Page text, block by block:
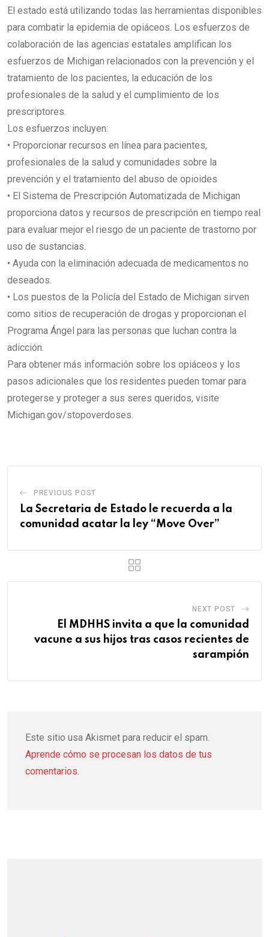
El estado está utilizando todas las herramientas disponibles
para combatir la epidemia de opiáceos. Los esfuerzos de
colaboración de las agencias estatales amplifican los
esfuerzos de Michigan relacionados con la prevención y el
tratamiento de los pacientes, la educación de los
profesionales de la salud y el cumplimiento de los
prescriptores.
Los esfuerzos incluyen:
• Proporcionar recursos en línea para pacientes,
profesionales de la salud y comunidades sobre la
prevención y el tratamiento del abuso de opioides
• El Sistema de Prescripción Automatizada de Michigan
proporciona datos y recursos de prescripción en tiempo real
para evaluar mejor el riesgo de un paciente de trastorno por
uso de sustancias.
• Ayuda con la eliminación adecuada de medicamentos no
deseados.
• Los puestos de la Policía del Estado de Michigan sirven
como sitios de recuperación de drogas y proporcionan el
Programa Ángel para las personas que luchan contra la
adicción.
Para obtener más información sobre los opiáceos y los
pasos adicionales que los residentes pueden tomar para
protegerse y proteger a sus seres queridos, visite
Michigan.gov/stopoverdoses.
PREVIOUS POST
La Secretaria de Estado le recuerda a la
comunidad acatar la ley “Move Over”
NEXT POST
El MDHHS invita a que la comunidad
vacune a sus hijos tras casos recientes de
sarampión
Este sitio usa Akismet para reducir el spam.
Aprende cómo se procesan los datos de tus
comentarios.